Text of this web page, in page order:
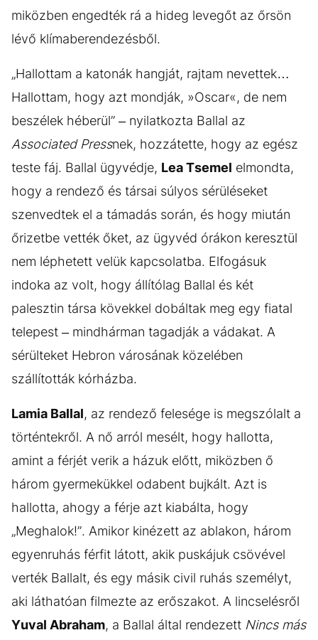
miközben engedték rá a hideg levegőt az őrsön
lévő klímaberendezésből.
„Hallottam a katonák hangját, rajtam nevettek…
Hallottam, hogy azt mondják, »Oscar«, de nem
beszélek héberül” – nyilatkozta Ballal az
Associated Pressnek, hozzátette, hogy az egész
teste fáj. Ballal ügyvédje, Lea Tsemel elmondta,
hogy a rendező és társai súlyos sérüléseket
szenvedtek el a támadás során, és hogy miután
őrizetbe vették őket, az ügyvéd órákon keresztül
nem léphetett velük kapcsolatba. Elfogásuk
indoka az volt, hogy állítólag Ballal és két
palesztin társa kövekkel dobáltak meg egy fiatal
telepest – mindhárman tagadják a vádakat. A
sérülteket Hebron városának közelében
szállították kórházba.
Lamia Ballal, az rendező felesége is megszólalt a
történtekről. A nő arról mesélt, hogy hallotta,
amint a férjét verik a házuk előtt, miközben ő
három gyermekükkel odabent bujkált. Azt is
hallotta, ahogy a férje azt kiabálta, hogy
„Meghalok!”. Amikor kinézett az ablakon, három
egyenruhás férfit látott, akik puskájuk csövével
verték Ballalt, és egy másik civil ruhás személyt,
aki láthatóan filmezte az erőszakot. A lincselésről
Yuval Abraham, a Ballal által rendezett Nincs más